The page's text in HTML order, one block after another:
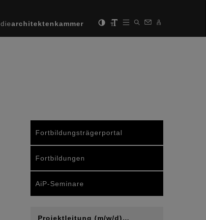
diearchitektenkammer
Fortbildungsträgerportal
Fortbildungen
AiP-Seminare
Projektleitung (m/w/d)…